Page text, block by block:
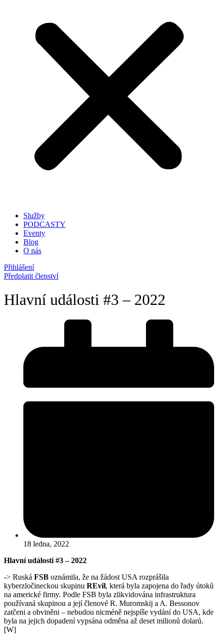
Služby
PODCASTY
Eventy
Blog
O nás
Přihlášení
Předplatit členství
Hlavní události #3 – 2022
18 ledna, 2022
Hlavní události #3 – 2022
-> Ruská FSB oznámila, že na žádost USA rozprášila
kyberzločineckou skupinu REvil, která byla zapojena do řady útoků
na americké firmy. Podle FSB byla zlikvidována infrastruktura
používaná skupinou a její členové R. Muromskij a A. Bessonov
zatčeni a obviněni – nebudou nicméně nejspíše vydání do USA, kde
byla na jejich dopadení vypsána odměna až deset milionů dolarů.
[W]